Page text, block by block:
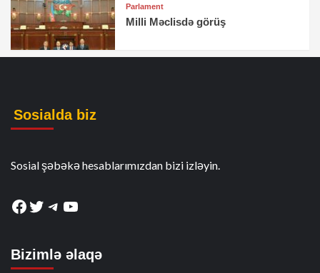
Parlament
Milli Məclisdə görüş
Sosialda biz
Sosial şəbəkə hesablarımızdan bizi izləyin.
Facebook
Twitter
Telegram
YouTube
Bizimlə əlaqə